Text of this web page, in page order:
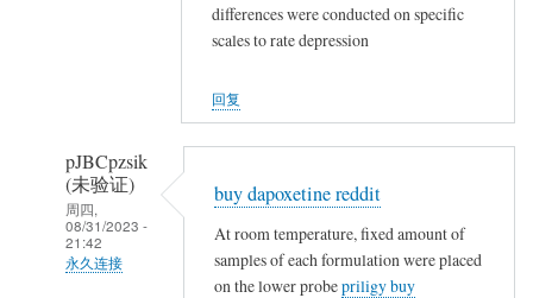
证)
回
复
农
differences were conducted on specific
scales to rate depression
回复
pJBCpzsik
(未验证)
周四,
08/31/2023 -
21:42
永久连接
buy dapoxetine reddit
At room temperature, fixed amount of
samples of each formulation were placed
on the lower probepriligy buy